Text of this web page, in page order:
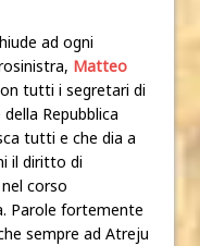
ad ogni
Matteo
tutti i segretari di
Repubblica
tutti e che dia a
il diritto di
corso
Parole fortemente
sempre ad Atreju